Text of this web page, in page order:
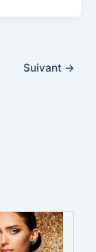
Suivant →